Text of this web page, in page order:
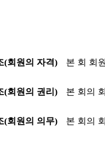
(회원의 자격) 본 회 회
(회원의 권리) 본 회의
(회원의 의무) 본 회의